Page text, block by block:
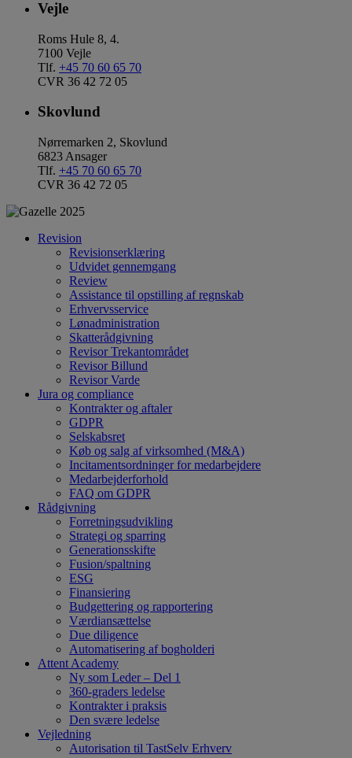
Vejle
Roms Hule 8, 4.
7100 Vejle
Tlf. +45 70 60 65 70
CVR 36 42 72 05
Skovlund
Nørremarken 2, Skovlund
6823 Ansager
Tlf. +45 70 60 65 70
CVR 36 42 72 05
Revision
Revisionserklæring
Udvidet gennemgang
Review
Assistance til opstilling af regnskab
Erhvervsservice
Lønadministration
Skatterådgivning
Revisor Trekantområdet
Revisor Billund
Revisor Varde
Jura og compliance
Kontrakter og aftaler
GDPR
Selskabsret
Køb og salg af virksomhed (M&A)
Incitamentsordninger for medarbejdere
Medarbejderforhold
FAQ om GDPR
Rådgivning
Forretningsudvikling
Strategi og sparring
Generationsskifte
Fusion/spaltning
ESG
Finansiering
Budgettering og rapportering
Værdiansættelse
Due diligence
Automatisering af bogholderi
Attent Academy
Ny som Leder – Del 1
360-graders ledelse
Kontrakter i praksis
Den svære ledelse
Vejledning
Autorisation til TastSelv Erhverv